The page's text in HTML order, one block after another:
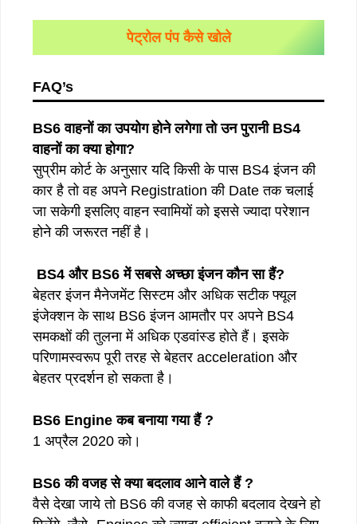
पेट्रोल पंप कैसे खोले
FAQ’s
BS6 वाहनों का उपयोग होने लगेगा तो उन पुरानी BS4
वाहनों का क्या होगा?
सुप्रीम कोर्ट के अनुसार यदि किसी के पास BS4 इंजन की
कार है तो वह अपने Registration की Date तक चलाई
जा सकेगी इसलिए वाहन स्वामियों को इससे ज्यादा परेशान
होने की जरूरत नहीं है।
BS4 और BS6 में सबसे अच्छा इंजन कौन सा हैं?
बेहतर इंजन मैनेजमेंट सिस्टम और अधिक सटीक फ्यूल
इंजेक्शन के साथ BS6 इंजन आमतौर पर अपने BS4
समकक्षों की तुलना में अधिक एडवांस्ड होते हैं। इसके
परिणामस्वरूप पूरी तरह से बेहतर acceleration और
बेहतर प्रदर्शन हो सकता है।
BS6 Engine कब बनाया गया हैं ?
1 अप्रैल 2020 को।
BS6 की वजह से क्या बदलाव आने वाले हैं ?
वैसे देखा जाये तो BS6 की वजह से काफी बदलाव देखने हो